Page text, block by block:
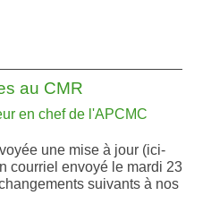
au CMR
en chef de l'APCMC
une mise à jour (ici-
courriel envoyé le mardi 23
suivants à nos